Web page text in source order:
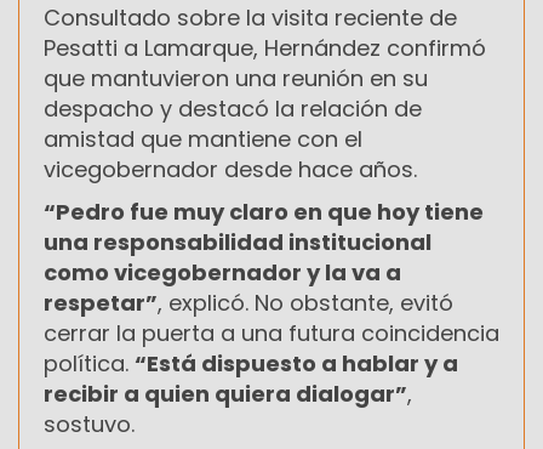
Consultado sobre la visita reciente de
Pesatti a Lamarque, Hernández confirmó
que mantuvieron una reunión en su
despacho y destacó la relación de
amistad que mantiene con el
vicegobernador desde hace años.
“Pedro fue muy claro en que hoy tiene
una responsabilidad institucional
como vicegobernador y la va a
respetar”, explicó. No obstante, evitó
cerrar la puerta a una futura coincidencia
política. “Está dispuesto a hablar y a
recibir a quien quiera dialogar”,
sostuvo.